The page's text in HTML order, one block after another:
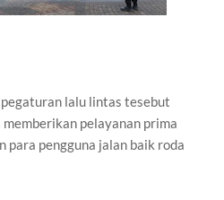
lalu lintas tesebut
pelayanan prima
para pengguna jalan baik roda